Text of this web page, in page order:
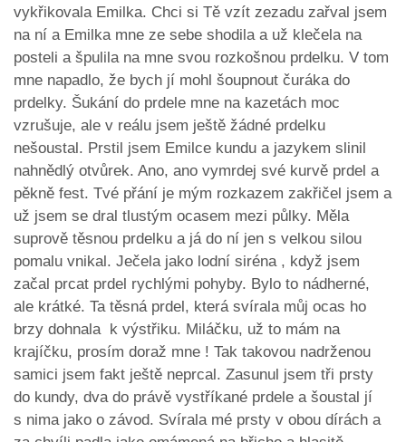
vykřikovala Emilka. Chci si Tě vzít zezadu zařval jsem
na ní a Emilka mne ze sebe shodila a už klečela na
posteli a špulila na mne svou rozkošnou prdelku. V tom
mne napadlo, že bych jí mohl šoupnout čuráka do
prdelky. Šukání do prdele mne na kazetách moc
vzrušuje, ale v reálu jsem ještě žádné prdelku
nešoustal. Prstil jsem Emilce kundu a jazykem slinil
nahnědlý otvůrek. Ano, ano vymrdej své kurvě prdel a
pěkně fest. Tvé přání je mým rozkazem zakřičel jsem a
už jsem se dral tlustým ocasem mezi půlky. Měla
suprově těsnou prdelku a já do ní jen s velkou silou
pomalu vnikal. Ječela jako lodní siréna , když jsem
začal prcat prdel rychlými pohyby. Bylo to nádherné,
ale krátké. Ta těsná prdel, která svírala můj ocas ho
brzy dohnala k výstřiku. Miláčku, už to mám na
krajíčku, prosím doraž mne ! Tak takovou nadrženou
samici jsem fakt ještě neprcal. Zasunul jsem tři prsty
do kundy, dva do právě vystříkané prdele a šoustal jí
s nima jako o závod. Svírala mé prsty v obou dírách a